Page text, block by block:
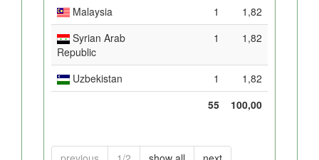
Malaysia
1
1,82
Syrian Arab
Republic
1 1,82
Uzbekistan 1
1,82
55
100,00